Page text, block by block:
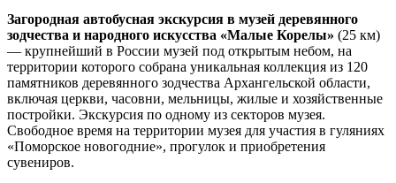
Загородная автобусная экскурсия в музей деревянного
зодчества и народного искусства «Малые Корелы» (25 км)
— крупнейший в России музей под открытым небом, на
территории которого собрана уникальная коллекция из 120
памятников деревянного зодчества Архангельской области,
включая церкви, часовни, мельницы, жилые и хозяйственные
постройки. Экскурсия по одному из секторов музея.
Свободное время на территории музея для участия в гуляниях
«Поморское новогодние», прогулок и приобретения
сувениров.